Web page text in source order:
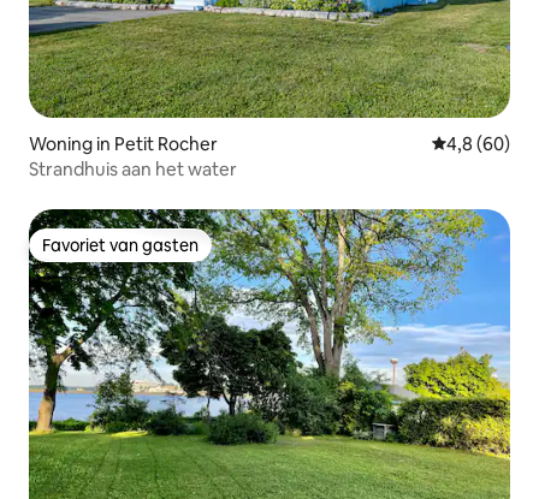
Woning in Petit Rocher Gemiddelde
4,8 (60)
Strandhuis aan het water
Favoriet van gasten
Favoriet van gasten